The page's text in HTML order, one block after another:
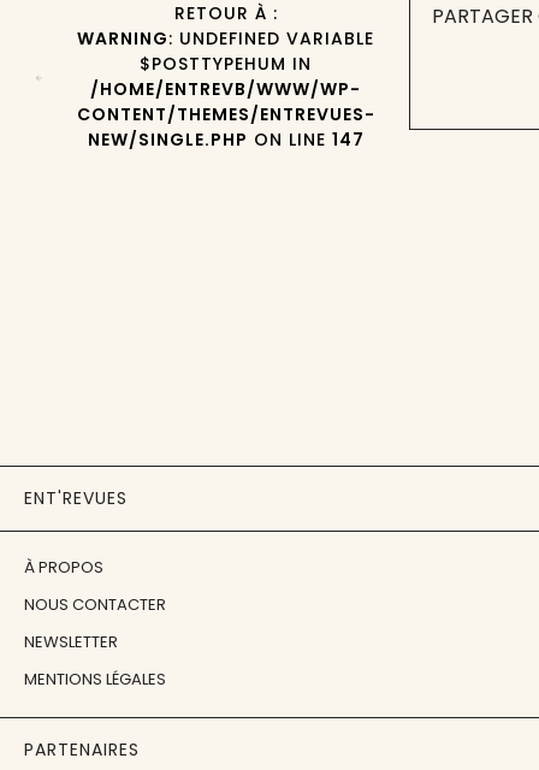
RETOUR À :
WARNING: UNDEFINED VARIABLE
$POSTTYPEHUM IN
/HOME/ENTREVB/WWW/WP-
CONTENT/THEMES/ENTREVUES-
NEW/SINGLE.PHP ON LINE 147
ENT'REVUES
À PROPOS
NOUS CONTACTER
NEWSLETTER
MENTIONS LÉGALES
PARTENAIRES